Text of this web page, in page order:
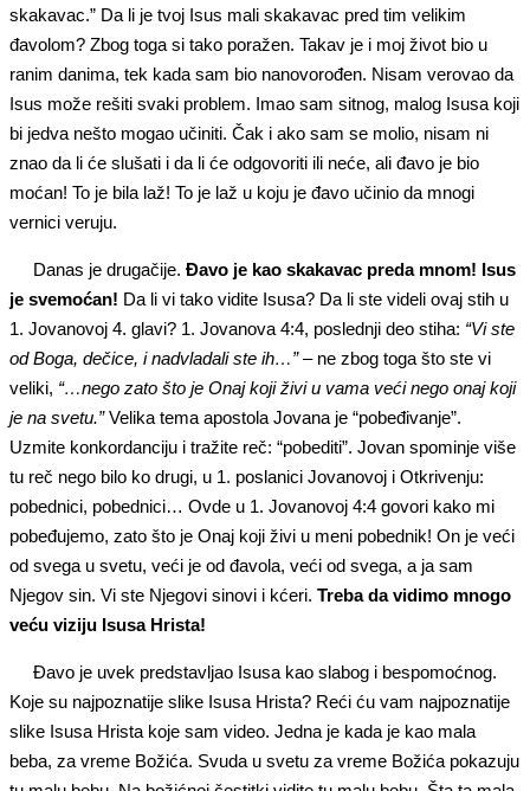
skakavac.” Da li je tvoj Isus mali skakavac pred tim velikim
đavolom? Zbog toga si tako poražen. Takav je i moj život bio u
ranim danima, tek kada sam bio nanovorođen. Nisam verovao da
Isus može rešiti svaki problem. Imao sam sitnog, malog Isusa koji
bi jedva nešto mogao učiniti. Čak i ako sam se molio, nisam ni
znao da li će slušati i da li će odgovoriti ili neće, ali đavo je bio
moćan! To je bila laž! To je laž u koju je đavo učinio da mnogi
vernici veruju.
Danas je drugačije. Đavo je kao skakavac preda mnom! Isus
je svemoćan! Da li vi tako vidite Isusa? Da li ste videli ovaj stih u
1. Jovanovoj 4. glavi? 1. Jovanova 4:4, poslednji deo stiha: “Vi ste
od Boga, dečice, i nadvladali ste ih…”– ne zbog toga što ste vi
veliki, “…nego zato što je Onaj koji živi u vama veći nego onaj koji
je na svetu.”Velika tema apostola Jovana je “pobeđivanje”.
Uzmite konkordanciju i tražite reč: “pobediti”. Jovan spominje više
tu reč nego bilo ko drugi, u 1. poslanici Jovanovoj i Otkrivenju:
pobednici, pobednici… Ovde u 1. Jovanovoj 4:4 govori kako mi
pobeđujemo, zato što je Onaj koji živi u meni pobednik! On je veći
od svega u svetu, veći je od đavola, veći od svega, a ja sam
Njegov sin. Vi ste Njegovi sinovi i kćeri. Treba da vidimo mnogo
veću viziju Isusa Hrista!
Đavo je uvek predstavljao Isusa kao slabog i bespomoćnog.
Koje su najpoznatije slike Isusa Hrista? Reći ću vam najpoznatije
slike Isusa Hrista koje sam video. Jedna je kada je kao mala
beba, za vreme Božića. Svuda u svetu za vreme Božića pokazuju